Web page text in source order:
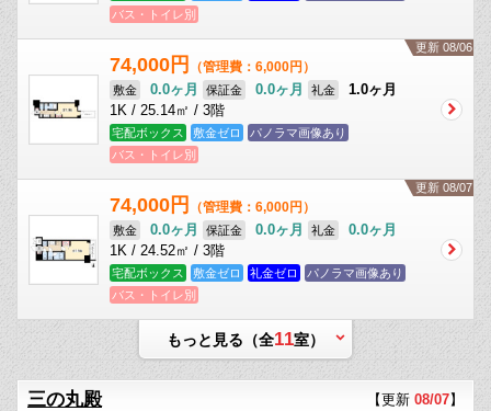
バス・トイレ別
更新 08/06
74,000円 （管理費：6,000円）
敷金 0.0ヶ月 保証金 0.0ヶ月 礼金
1.0ヶ月
1K / 25.14㎡ / 3階
宅配ボックス 敷金ゼロ
パノラマ画像あり
バス・トイレ別
更新 08/07
74,000円 （管理費：6,000円）
敷金 0.0ヶ月 保証金 0.0ヶ月 礼金
0.0ヶ月
1K / 24.52㎡ / 3階
宅配ボックス 敷金ゼロ 礼金ゼロ
パノラマ画像あり
バス・トイレ別
もっと見る（全11室）
三の丸殿 【更新 08/07】